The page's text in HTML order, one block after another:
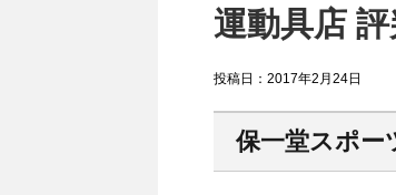
運動具店 評
投稿日： 2017年2月24日
保一堂スポ